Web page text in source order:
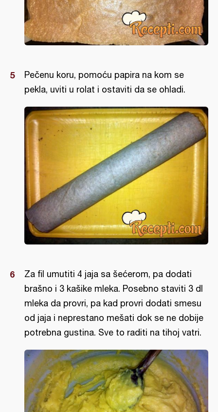
Pečenu koru, pomoću papira na kom se
pekla, uviti u rolat i ostaviti da se ohladi.
Za fil umutiti 4 jaja sa šećerom, pa dodati
brašno i 3 kašike mleka. Posebno staviti 3 dl
mleka da provri, pa kad provri dodati smesu
od jaja i neprestano mešati dok se ne dobije
potrebna gustina. Sve to raditi na tihoj vatri.